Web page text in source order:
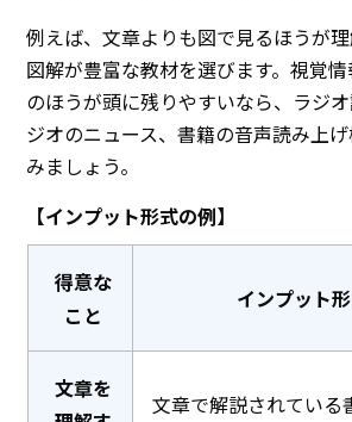
例えば、文章よりも図で見るほうが理
図解が豊富な教材を選びます。視覚
のほうが頭に残りやすいなら、ラジ
ジオのニュース、書籍の音声読み上
みましょう。
【インプット形式の例】
得意な
こと
インプット
文章を
文章で解説されている